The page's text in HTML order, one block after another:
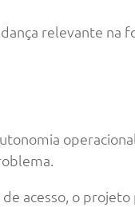
relevante na
acesso, o projeto